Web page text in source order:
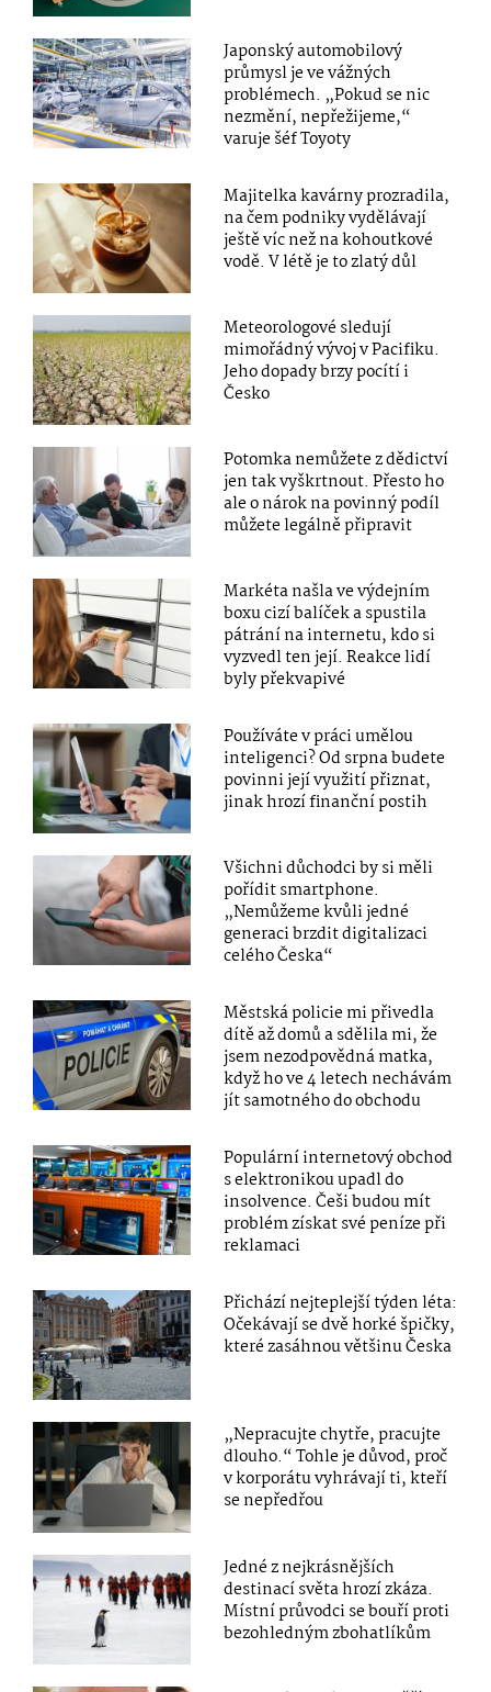
Japonský automobilový
průmysl je ve vážných
problémech. „Pokud se nic
nezmění, nepřežijeme,“
varuje šéf Toyoty
Majitelka kavárny prozradila,
na čem podniky vydělávají
ještě víc než na kohoutkové
vodě. V létě je to zlatý důl
Meteorologové sledují
mimořádný vývoj v Pacifiku.
Jeho dopady brzy pocítí i
Česko
Potomka nemůžete z dědictví
jen tak vyškrtnout. Přesto ho
ale o nárok na povinný podíl
můžete legálně připravit
Markéta našla ve výdejním
boxu cizí balíček a spustila
pátrání na internetu, kdo si
vyzvedl ten její. Reakce lidí
byly překvapivé
Používáte v práci umělou
inteligenci? Od srpna budete
povinni její využití přiznat,
jinak hrozí finanční postih
Všichni důchodci by si měli
pořídit smartphone.
„Nemůžeme kvůli jedné
generaci brzdit digitalizaci
celého Česka“
Městská policie mi přivedla
dítě až domů a sdělila mi, že
jsem nezodpovědná matka,
když ho ve 4 letech nechávám
jít samotného do obchodu
Populární internetový obchod
s elektronikou upadl do
insolvence. Češi budou mít
problém získat své peníze při
reklamaci
Přichází nejteplejší týden léta:
Očekávají se dvě horké špičky,
které zasáhnou většinu Česka
„Nepracujte chytře, pracujte
dlouho.“ Tohle je důvod, proč
v korporátu vyhrávají ti, kteří
se nepředřou
Jedné z nejkrásnějších
destinací světa hrozí zkáza.
Místní průvodci se bouří proti
bezohledným zbohatlíkům